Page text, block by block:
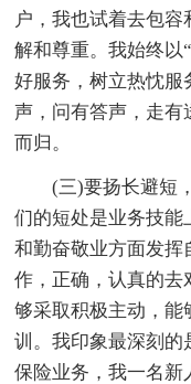
户，我也试着去包
解和尊重。我始终以
好服务，树立热忱服
声，问有答声，走有
而归。
(三)要扬长避短
们的短处是业务技能
和勤奋敬业方面发挥
作，正确，认真的去
够采取积极主动，能
训。我印象最深刻的
保险业务，我一名新